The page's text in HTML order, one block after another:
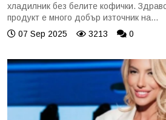
хладилник без белите кофички.
продукт е много добър източник на...
07 Sep 2025
3213 0